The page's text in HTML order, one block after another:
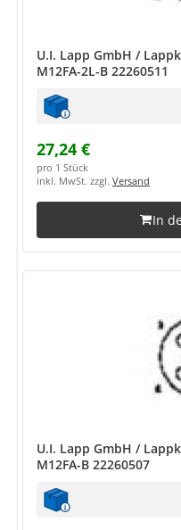
U.I. Lapp GmbH /
M12FA-2L-B 22260511
27,24 €
pro 1 Stück
inkl. MwSt. zzgl. Versand
In
U.I. Lapp GmbH /
M12FA-B 22260507